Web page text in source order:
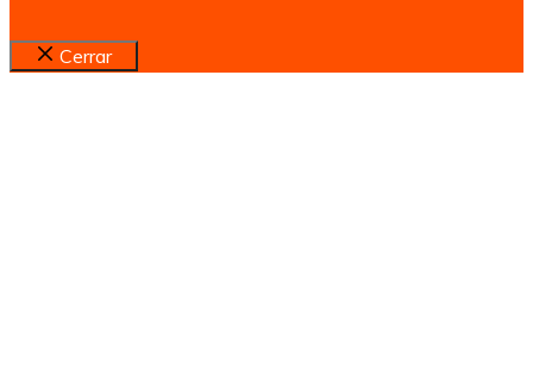
Cerrar